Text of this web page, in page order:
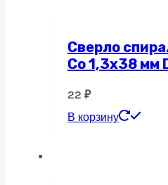
Сверло
Co 1,3х38 мм
22 ₽
В корзину